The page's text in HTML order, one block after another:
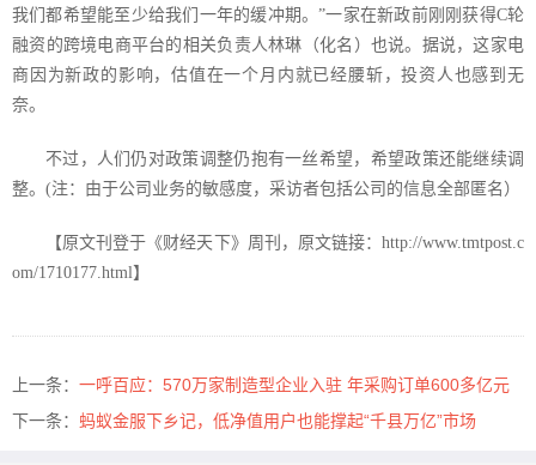
我们都希望能至少给我们一年的缓冲期。”一家在新政前刚刚获得C轮
融资的跨境电商平台的相关负责人林琳（化名）也说。据说，这家电
商因为新政的影响，估值在一个月内就已经腰斩，投资人也感到无
奈。
不过，人们仍对政策调整仍抱有一丝希望，希望政策还能继续调
整。 (注：由于公司业务的敏感度，采访者包括公司的信息全部匿名）
【原文刊登于《财经天下》周刊，原文链接： http://www.tmtpost.c
om/1710177.html】
上一条： 一呼百应：570万家制造型企业入驻 年采购订单600多亿元
下一条： 蚂蚁金服下乡记，低净值用户也能撑起“千县万亿”市场